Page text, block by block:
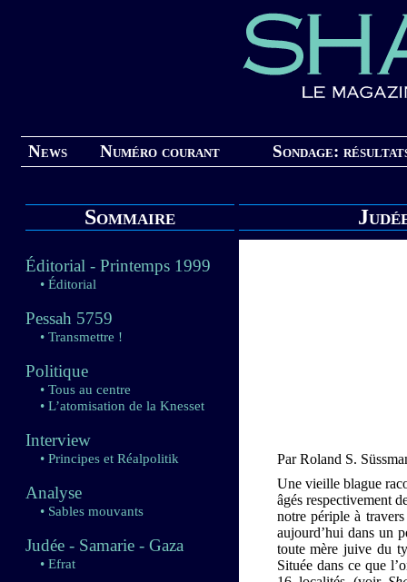
News Numéro courant Sondage:
Sommaire
Éditorial - Printemps 1999
• Éditorial
Pessah 5759
• Transmettre !
Politique
• Tous au centre
• L’atomisation de la Knesset
Interview
• Principes et Réalpolitik
Analyse
• Sables mouvants
Judée - Samarie - Gaza
• Efrat
Par Roland S.
Une vieille blague
âgés respectivement
notre périple à
aujourd’hui dans un
toute mère juive du
Située dans ce que